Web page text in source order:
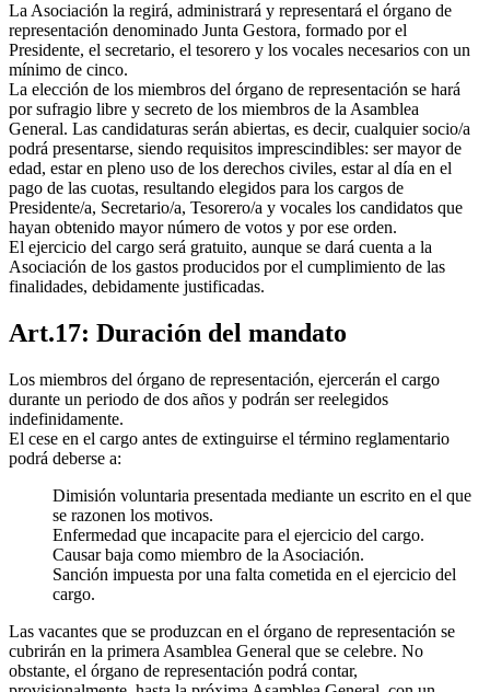
La Asociación la regirá, administrará y representará el órgano de
representación denominado Junta Gestora, formado por el
Presidente, el secretario, el tesorero y los vocales necesarios con un
mínimo de cinco.
La elección de los miembros del órgano de representación se hará
por sufragio libre y secreto de los miembros de la Asamblea
General. Las candidaturas serán abiertas, es decir, cualquier socio/a
podrá presentarse, siendo requisitos imprescindibles: ser mayor de
edad, estar en pleno uso de los derechos civiles, estar al día en el
pago de las cuotas, resultando elegidos para los cargos de
Presidente/a, Secretario/a, Tesorero/a y vocales los candidatos que
hayan obtenido mayor número de votos y por ese orden.
El ejercicio del cargo será gratuito, aunque se dará cuenta a la
Asociación de los gastos producidos por el cumplimiento de las
finalidades, debidamente justificadas.
Art.17: Duración del mandato
Los miembros del órgano de representación, ejercerán el cargo
durante un periodo de dos años y podrán ser reelegidos
indefinidamente.
El cese en el cargo antes de extinguirse el término reglamentario
podrá deberse a:
Dimisión voluntaria presentada mediante un escrito en el que
se razonen los motivos.
Enfermedad que incapacite para el ejercicio del cargo.
Causar baja como miembro de la Asociación.
Sanción impuesta por una falta cometida en el ejercicio del
cargo.
Las vacantes que se produzcan en el órgano de representación se
cubrirán en la primera Asamblea General que se celebre. No
obstante, el órgano de representación podrá contar,